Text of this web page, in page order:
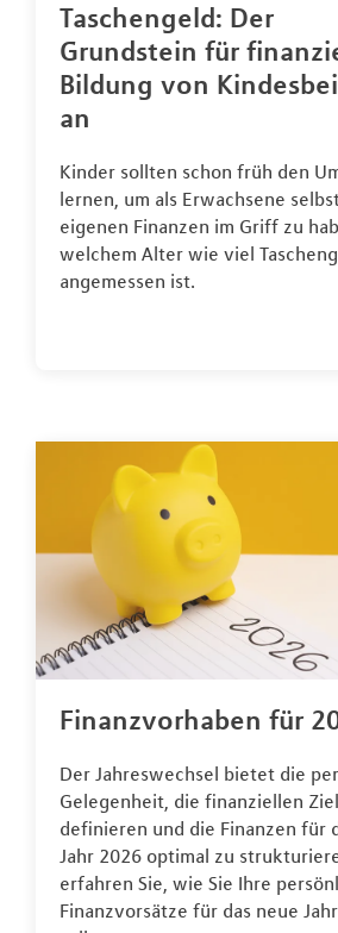
Taschengeld: Der
Grundstein für
Bildung von
an
Kinder sollten schon früh den
lernen, um als Erwachsene
eigenen Finanzen im Griff zu
welchem Alter wie viel
angemessen ist.
Finanzvorhaben für
Der Jahreswechsel bietet die
Gelegenheit, die finanziellen
definieren und die Finanzen für
Jahr 2026 optimal zu
erfahren Sie, wie Sie Ihre
Finanzvorsätze für das neue